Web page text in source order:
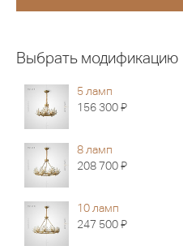
Выбрать модификацию
5 ламп
156 300Я
8 ламп
208 700Я
10 ламп
247 500Я